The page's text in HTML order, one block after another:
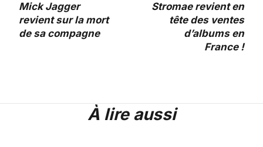
Mick Jagger
revient sur la mort
de sa compagne
Stromae revient en
tête des ventes
d’albums en
France !
À lire aussi